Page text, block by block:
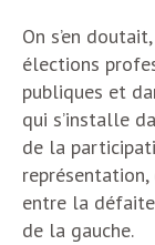
On s’en
élections
publiques et
qui s’installe
de la
entre la
de la gauche.